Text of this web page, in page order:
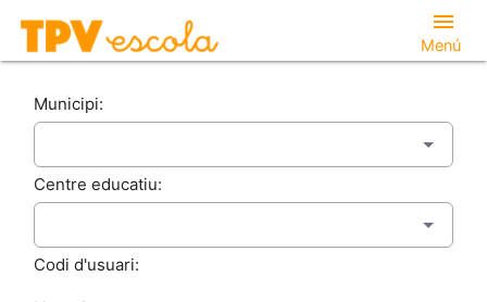
menu
Menú
Municipi:
Centre educatiu:
Codi d'usuari: